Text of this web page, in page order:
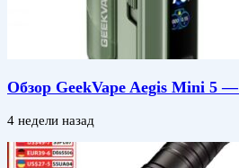
Обзор GeekVape Aegis Mini 5
4 недели назад